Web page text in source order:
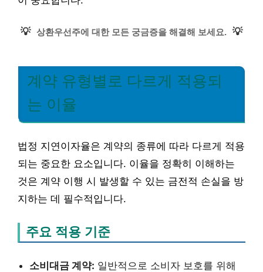
💡 상환우선주에 대한 모든 궁금증을 해결해 보세요. 💡
계약 유형별로 다르게 적용되
는 이율
법정 지연이자율은 계약의 종류에 따라 다르게 적용
되는 중요한 요소입니다. 이율을 정확히 이해하는
것은 계약 이행 시 발생할 수 있는 금전적 손실을 방
지하는 데 필수적입니다.
주요 적용 기준
소비대금 계약: 일반적으로 소비자 보호를 위해